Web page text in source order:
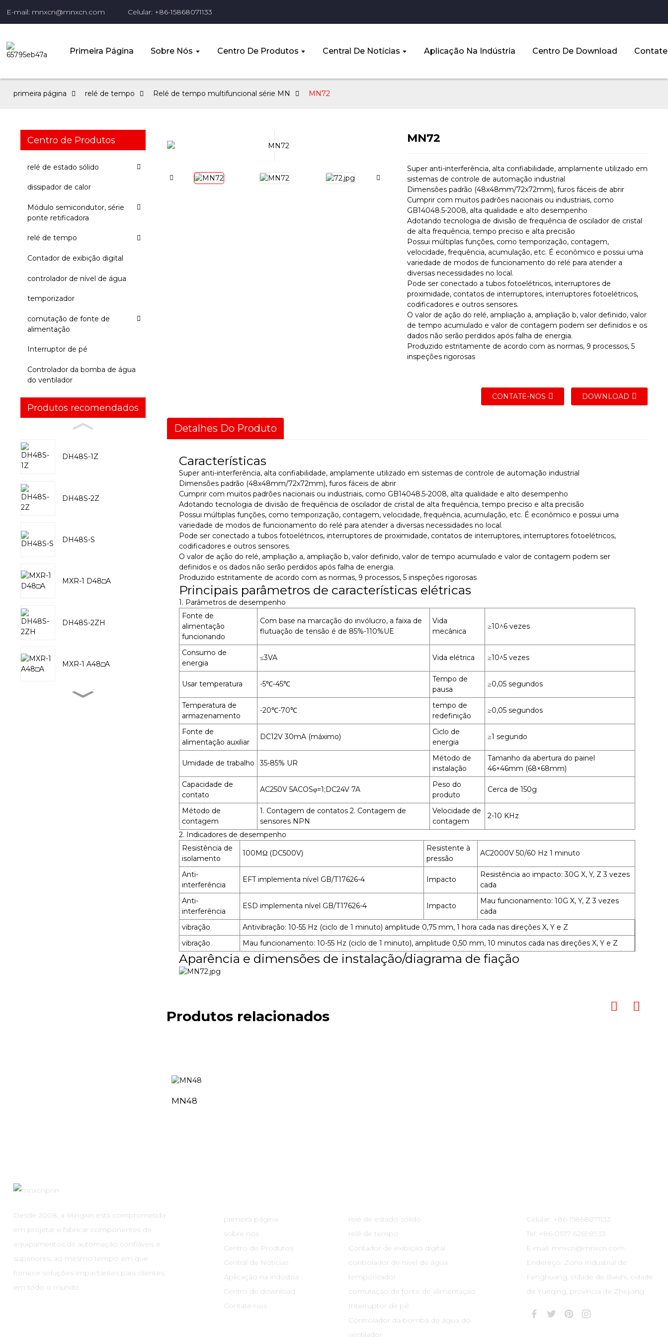
E-mail: mnxcn@mnxcn.com Celular: +86-15868071133
Primeira Página Sobre Nós Centro De Produtos Central De Notícias Aplicação Na Indústria Centro De Download
primeira página relé de tempo Relé de tempo multifuncional série MN MN72
Centro de Produtos
relé de estado sólido
dissipador de calor
Módulo semicondutor, série
ponte retificadora
relé de tempo
Contador de exibição digital
controlador de nível de água
temporizador
comutação de fonte de
alimentação
Interruptor de pé
Controlador da bomba de água
do ventilador
Produtos recomendados
DH48S-1Z
DH48S-2Z
DH48S-S
MXR-1 D48□A
DH48S-2ZH
MXR-1 A48□A
MN72
Super anti-interferência, alta confiabilidade, amplamente utilizado em
sistemas de controle de automação industrial
Dimensões padrão (48x48mm/72x72mm), furos fáceis de abrir
Cumprir com muitos padrões nacionais ou industriais, como
GB14048.5-2008, alta qualidade e alto desempenho
Adotando tecnologia de divisão de frequência de oscilador de cristal
de alta frequência, tempo preciso e alta precisão
Possui múltiplas funções, como temporização, contagem,
velocidade, frequência, acumulação, etc. É econômico e possui uma
variedade de modos de funcionamento do relé para atender a
diversas necessidades no local.
Pode ser conectado a tubos fotoelétricos, interruptores de
proximidade, contatos de interruptores, interruptores fotoelétricos,
codificadores e outros sensores.
O valor de ação do relé, ampliação a, ampliação b, valor definido, valor
de tempo acumulado e valor de contagem podem ser definidos e os
dados não serão perdidos após falha de energia.
Produzido estritamente de acordo com as normas, 9 processos, 5
inspeções rigorosas
CONTATE-NOS DOWNLOAD
Detalhes Do Produto
Características
Super anti-interferência, alta confiabilidade, amplamente utilizado em sistemas de controle de automação industrial
Dimensões padrão (48x48mm/72x72mm), furos fáceis de abrir
Cumprir com muitos padrões nacionais ou industriais, como GB14048.5-2008, alta qualidade e alto desempenho
Adotando tecnologia de divisão de frequência de oscilador de cristal de alta frequência, tempo preciso e alta precisão
Possui múltiplas funções, como temporização, contagem, velocidade, frequência, acumulação, etc. É econômico e possui uma
variedade de modos de funcionamento do relé para atender a diversas necessidades no local.
Pode ser conectado a tubos fotoelétricos, interruptores de proximidade, contatos de interruptores, interruptores fotoelétricos,
codificadores e outros sensores.
O valor de ação do relé, ampliação a, ampliação b, valor definido, valor de tempo acumulado e valor de contagem podem ser
definidos e os dados não serão perdidos após falha de energia.
Produzido estritamente de acordo com as normas, 9 processos, 5 inspeções rigorosas
Principais parâmetros de características elétricas
1. Parâmetros de desempenho
Fonte de
alimentação
funcionando
Com base na marcação do invólucro, a faixa de
flutuação de tensão é de 85%-110%UE
Vida
mecânica
≥10^6 vezes
Consumo de
energia
≤3VA Vida elétrica ≥10^5 vezes
Usar temperatura -5℃-45℃
Tempo de
pausa
≥0,05 segundos
Temperatura de
armazenamento
-20℃-70℃
tempo de
redefinição
≥0,05 segundos
Fonte de
alimentação auxiliar
DC12V 30mA (máximo)
Ciclo de
energia
≥1 segundo
Umidade de trabalho 35-85% UR
Método de
instalação
Tamanho da abertura do painel
46×46mm (68×68mm)
Capacidade de
contato
AC250V 5ACOSφ=1;DC24V 7A
Peso do
produto
Cerca de 150g
Método de
contagem
1. Contagem de contatos 2. Contagem de
sensores NPN
Velocidade de
contagem
2-10 KHz
2. Indicadores de desempenho
Resistência de
isolamento
100MΩ (DC500V)
Resistente à
pressão
AC2000V 50/60 Hz 1 minuto
Anti-
interferência
EFT implementa nível GB/T17626-4 Impacto
Resistência ao impacto: 30G X, Y, Z 3 vezes
cada
Anti-
interferência
ESD implementa nível GB/T17626-4 Impacto
Mau funcionamento: 10G X, Y, Z 3 vezes
cada
vibração
Antivibração: 10-55 Hz (ciclo de 1 minuto) amplitude 0,75 mm, 1 hora cada nas direções X, Y e Z
vibração
Mau funcionamento: 10-55 Hz (ciclo de 1 minuto), amplitude 0,50 mm, 10 minutos cada nas direções X, Y e Z
Aparência e dimensões de instalação/diagrama de fiação
Produtos relacionados
MN48
Desde 2008, a Mingxin está comprometida
em projetar e fabricar componentes de
equipamentos de automação confiáveis ​​e
superiores, ao mesmo tempo em que
fornece soluções impactantes para clientes
em todo o mundo.
primeira página
sobre nós
Centro de Produtos
Central de Notícias
Aplicação na indústria
Centro de download
Contate-nos
relé de estado sólido
relé de tempo
Contador de exibição digital
controlador de nível de água
temporizador
comutação de fonte de alimentação
Interruptor de pé
Controlador da bomba de água do
ventilador
Celular: +86-15868071133
Tel: +86-0577-62698933
E-mail: mnxcn@mnxcn.com
Endereço: Zona Industrial de
Fenghuang, cidade de Baishi, cidade
de Yueqing, província de Zhejiang